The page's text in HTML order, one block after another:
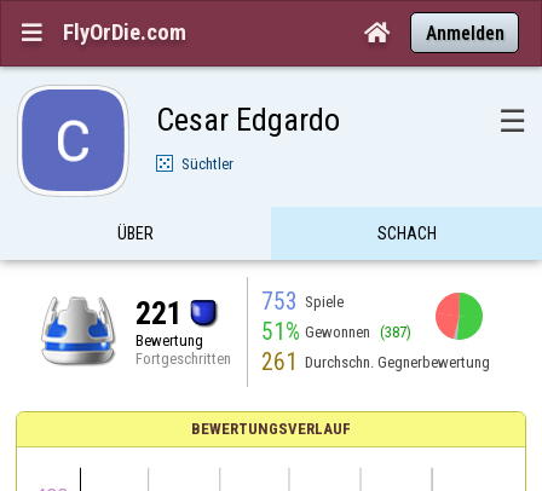
 FlyOrDie.com  Anmelden
Cesar Edgardo ☰
Süchtler
ÜBER SCHACH
221
Bewertung
Fortgeschritten
753 Spiele
51% Gewonnen (387)
261 Durchschn. Gegnerbewertung
BEWERTUNGSVERLAUF